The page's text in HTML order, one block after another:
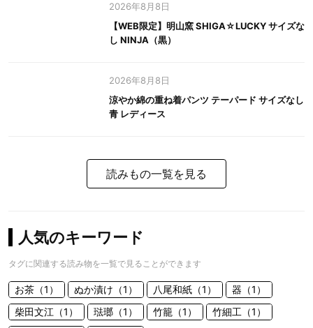
2026年8月8日
【WEB限定】明山窯 SHIGA☆LUCKY サイズな
し NINJA（黒）
2026年8月8日
涼やか綿の重ね着パンツ テーパード サイズなし
青 レディース
読みもの一覧を見る
人気のキーワード
タグに関連する読み物を一覧で見ることができます
お茶（1） ぬか漬け（1） 八尾和紙（1）
器（1）
柴田文江（1）
琺瑯（1） 竹籠（1） 竹細工（1）